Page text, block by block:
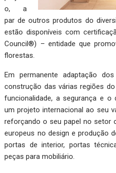
o, a
par de outros produtos do
estão disponíveis com
Council®) – entidade que
florestas.
Em permanente adaptação
construção das várias regiões
funcionalidade, a segurança e o
um projeto internacional ao seu
reforçando o seu papel no setor
europeus no design e produção
portas de interior, portas
peças para mobiliário.